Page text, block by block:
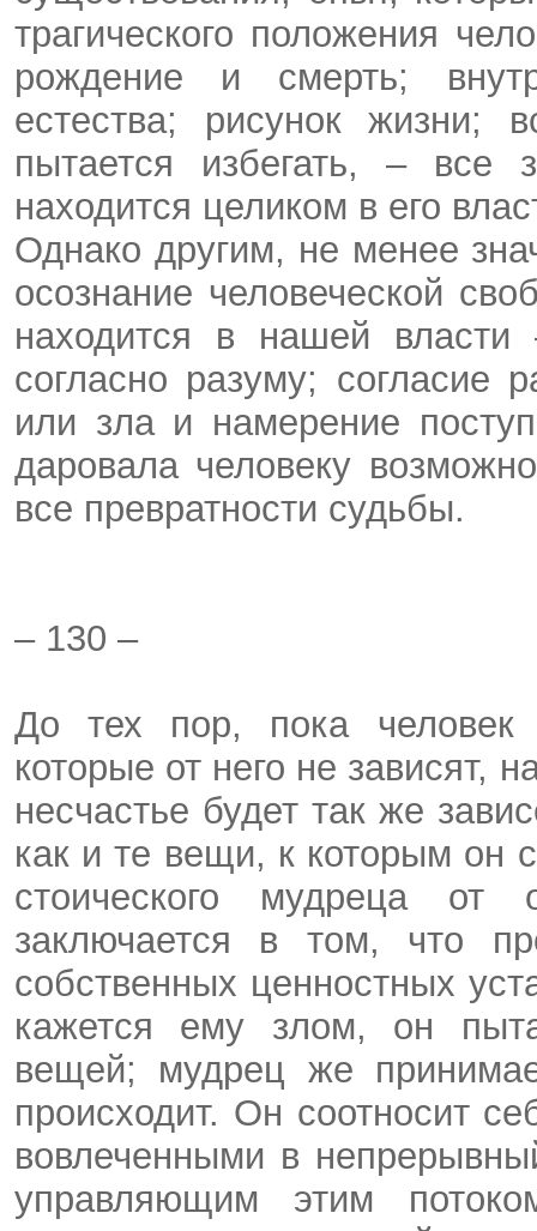
трагического положения
рождение и смерть;
естества; рисунок
пытается избегать, –
находится целиком в его
Однако другим, не менее
осознание человеческой
находится в нашей власти
согласно разуму; согласие
или зла и намерение
даровала человеку
все превратности судьбы.
– 130 –
До тех пор, пока человек
которые от него не зависят,
несчастье будет так же
как и те вещи, к которым он
стоического мудреца
заключается в том, что
собственных ценностных
кажется ему злом, он
вещей; мудрец же
происходит. Он соотносит
вовлеченными в
управляющим этим